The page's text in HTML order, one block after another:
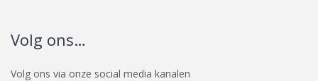
Volg ons…
Volg ons via onze social media kanalen